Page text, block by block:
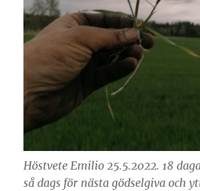
Höstvete Emilio 25.5.2022. 18
så dags för nästa gödselgiva och